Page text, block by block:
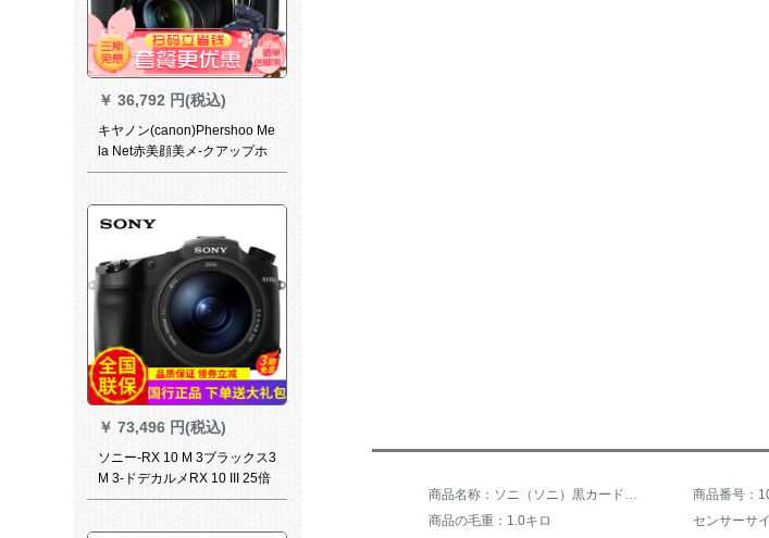
￥ 36,792 円(税込)
キヤノン(canon)Phershoo Me
la Net赤美顔美メ-クアップホ
ッガVloG必須G 1 X Mark II公
￥ 73,496 円(税込)
ソニー-RX 10 M 3ブラックス3
M 3-ドデカルメRX 10 III 25倍
超ローリングフィットフィッ
商品名称：ソニ（ソニ）黒カードデジタルカメラ家庭用カメラDPS - RX 100 M 5 A / RX 100 VA公式表示（カメラバッグ） 商品番号：
商品の毛重：1.0キロ
センサーサ